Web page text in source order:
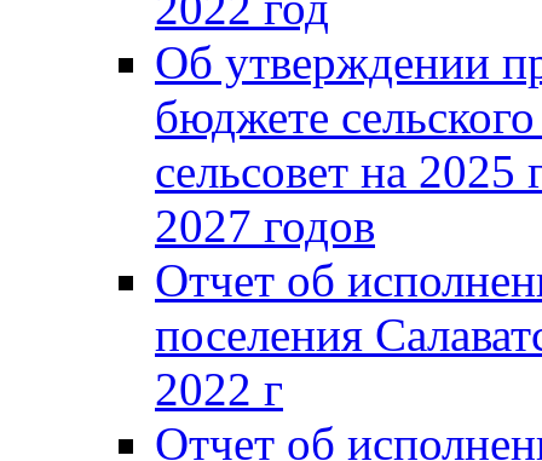
Об утверждении
бюджете
сельсовет на
2027 годов
Отчет об
поселения
2022 г
Отчет об